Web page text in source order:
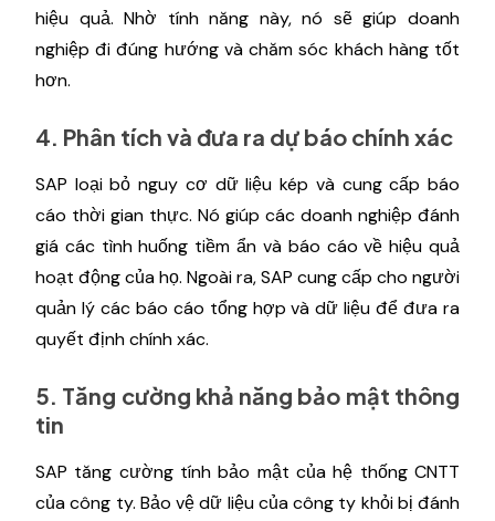
hiệu quả. Nhờ tính năng này, nó sẽ giúp doanh
nghiệp đi đúng hướng và chăm sóc khách hàng tốt
hơn.
4. Phân tích và đưa ra dự báo chính xác
SAP loại bỏ nguy cơ dữ liệu kép và cung cấp báo
cáo thời gian thực. Nó giúp các doanh nghiệp đánh
giá các tình huống tiềm ẩn và báo cáo về hiệu quả
hoạt động của họ. Ngoài ra, SAP cung cấp cho người
quản lý các báo cáo tổng hợp và dữ liệu để đưa ra
quyết định chính xác.
5. Tăng cường khả năng bảo mật thông
tin
SAP tăng cường tính bảo mật của hệ thống CNTT
của công ty. Bảo vệ dữ liệu của công ty khỏi bị đánh